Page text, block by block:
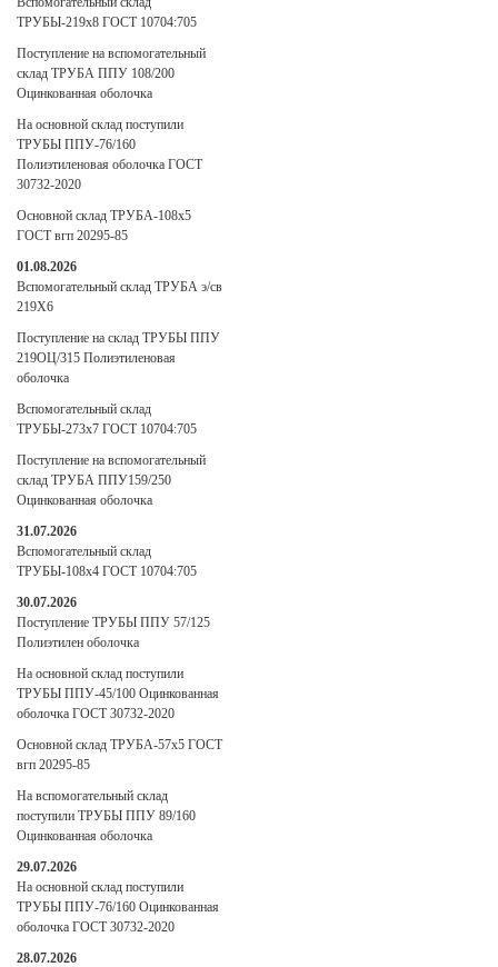
ТРУБЫ-219х8 ГОСТ 10704:705
Поступление на вспомогательный
склад ТРУБА ППУ 108/200
Оцинкованная оболочка
На основной склад поступили
ТРУБЫ ППУ-76/160
Полиэтиленовая оболочка ГОСТ
30732-2020
Основной склад ТРУБА-108х5
ГОСТ вгп 20295-85
01.08.2026
Вспомогательный склад ТРУБА э/св
219Х6
Поступление на склад ТРУБЫ ППУ
219ОЦ/315 Полиэтиленовая
оболочка
Вспомогательный склад
ТРУБЫ-273х7 ГОСТ 10704:705
Поступление на вспомогательный
склад ТРУБА ППУ159/250
Оцинкованная оболочка
31.07.2026
Вспомогательный склад
ТРУБЫ-108х4 ГОСТ 10704:705
30.07.2026
Поступление ТРУБЫ ППУ 57/125
Полиэтилен оболочка
На основной склад поступили
ТРУБЫ ППУ-45/100 Оцинкованная
оболочка ГОСТ 30732-2020
Основной склад ТРУБА-57х5 ГОСТ
вгп 20295-85
На вспомогательный склад
поступили ТРУБЫ ППУ 89/160
Оцинкованная оболочка
29.07.2026
На основной склад поступили
ТРУБЫ ППУ-76/160 Оцинкованная
оболочка ГОСТ 30732-2020
28.07.2026